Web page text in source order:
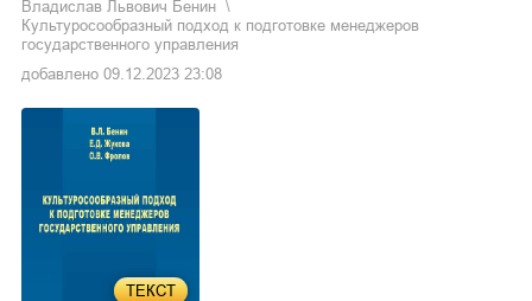
Владислав Львович Бенин
Культуросообразный подход к подготовке менеджеров
государственного управления
добавлено 09.12.2023 23:08
ТЕКСТ